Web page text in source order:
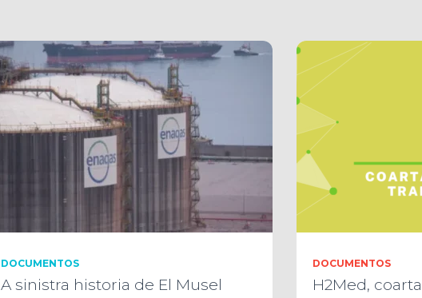
DOCUMENTOS
A sinistra historia de El Musel
DOCUMENTOS
H2Med,